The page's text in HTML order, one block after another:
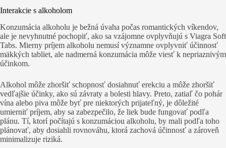
Interakcie s alkoholom
Konzumácia alkoholu je bežná úvaha počas romantických víkendov,
ale je nevyhnutné pochopiť, ako sa vzájomne ovplyvňujú s Viagra Soft
Tabs. Mierny príjem alkoholu nemusí významne ovplyvniť účinnosť
mäkkých tabliet, ale nadmerná konzumácia môže viesť k nepriaznivým
účinkom.
Alkohol môže zhoršiť schopnosť dosiahnuť erekciu a môže zhoršiť
vedľajšie účinky, ako sú závraty a bolesti hlavy. Preto, zatiaľ čo pohár
vína alebo piva môže byť pre niektorých prijateľný, je dôležité
umierniť príjem, aby sa zabezpečilo, že liek bude fungovať podľa
plánu. Tí, ktorí počítajú s konzumáciou alkoholu, by mali podľa toho
plánovať, aby dosiahli rovnováhu, ktorá zachová účinnosť a zároveň
minimalizuje riziká.